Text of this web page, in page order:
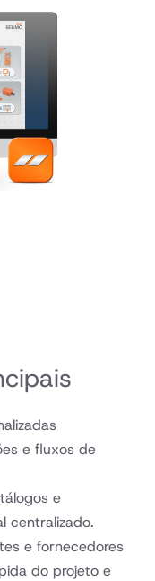
e fluxos de
e
centralizado.
e fornecedores
do projeto e